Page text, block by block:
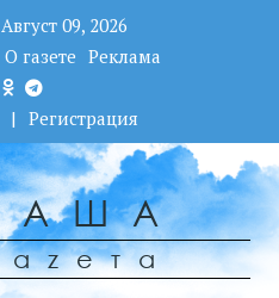
09, 2026
О газете Реклама
| Регистрация